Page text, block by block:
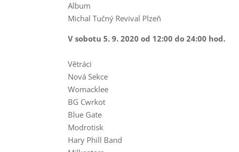
Album
Michal Tučný Revival Plzeň
V sobotu 5. 9. 2020 od 12:00 do 24:00 hod.
Větráci
Nová Sekce
Womacklee
BG Cwrkot
Blue Gate
Modrotisk
Hary Phill Band